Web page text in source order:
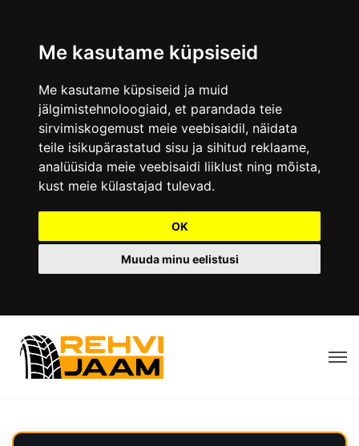
Me kasutame küpsiseid
Me kasutame küpsiseid ja muid
jälgimistehnoloogiaid, et parandada teie
sirvimiskogemust meie veebisaidil, näidata
teile isikupärastatud sisu ja sihitud reklaame,
analüüsida meie veebisaidi liiklust ning mõista,
kust meie külastajad tulevad.
OK
Muuda minu eelistusi